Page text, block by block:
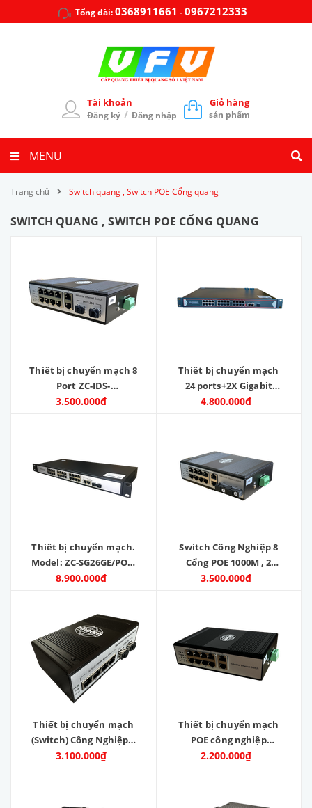
Tổng đài:0368911661 -0967212333
Tài khoản
Đăng ký / Đăng nhập
Giỏ hàng
sản phẩm
MENU
Trang chủ Switch quang , Switch POE Cổng quang
SWITCH QUANG , SWITCH POE CỔNG QUANG
Thiết bị chuyển mạch 8
Port ZC-IDS-
8GPOE8022EFG - Zincom
3.500.000₫
Thiết bị chuyển mạch
24 ports+2X Gigabit
Ethernet ports +1SFP.
4.800.000₫
Thiết bị chuyển mạch.
Model: ZC-SG26GE/POE-
2SFP
8.900.000₫
Switch Công Nghiệp 8
Cổng POE 1000M , 2
Cổng SC 1000M , 2 Cổng
Mới 100%
3.500.000₫
Thiết bị chuyển mạch
(Switch) Công Nghiệp 4
Port POE 1000M , 2 Port
3.100.000₫
Thiết bị chuyển mạch
POE công nghiệp
10/100/1000M 8 Cổng
IDS-8GPOE
2.200.000₫